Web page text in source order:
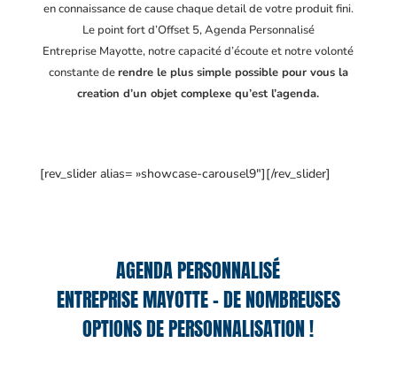
en connaissance de cause chaque detail de votre produit fini.
Le point fort d’Offset 5, Agenda Personnalisé
Entreprise Mayotte, notre capacité d’écoute et notre volonté
constante derendre le plus simple possible pour vous la
creation d’un objet complexe qu’est l’agenda.
[rev_slider alias= »showcase-carousel9″][/rev_slider]
AGENDA PERSONNALISÉ
ENTREPRISE MAYOTTE – DE NOMBREUSES
OPTIONS DE PERSONNALISATION !